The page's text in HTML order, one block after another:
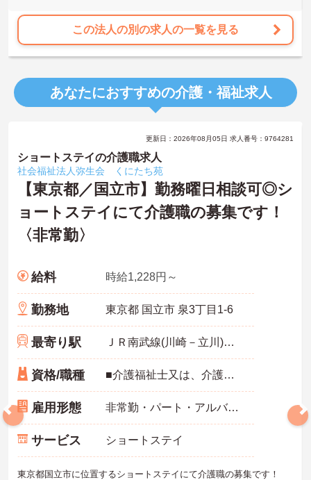
この法人の別の求人の一覧を見る
あなたにおすすめの介護・福祉求人
更新日：2026年08月05日 求人番号：9764281
ショートステイの介護職求人
社会福祉法人弥生会 くにたち苑
【東京都／国立市】勤務曜日相談可◎シ
ョートステイにて介護職の募集です！
〈非常勤〉
給料 時給1,228円～
勤務地 東京都 国立市 泉3丁目1-6
最寄り駅 ＪＲ南武線(川崎－立川)「矢川駅」徒歩13分
資格/職種 ■介護福祉士又は、介護職員初任者研修（ホームヘルパー2級） ■無資格も可
雇用形態 非常勤・パート・アルバイト
サービス ショートステイ
東京都国立市に位置するショートステイにて介護職の募集です！